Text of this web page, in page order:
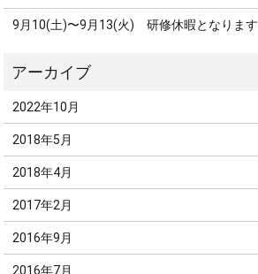
9月10(土)〜9月13(火) 研修休暇となります
2022年10月
2018年5月
2018年4月
2017年2月
2016年9月
2016年7月